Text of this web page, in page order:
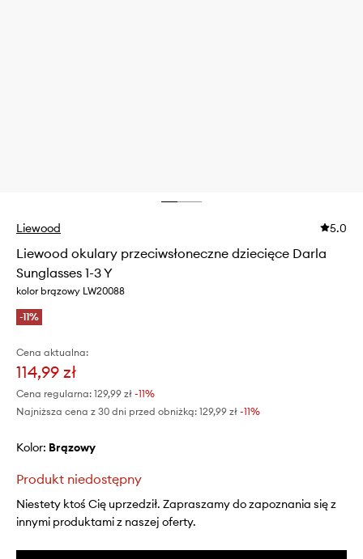
Liewood 5.0
Liewood okulary przeciwsłoneczne dziecięce Darla
Sunglasses 1-3 Y
kolor brązowy LW20088
-11%
Cena aktualna:
114,99 zł
Cena regularna: 129,99 zł -11%
Najniższa cena z 30 dni przed obniżką: 129,99 zł -11%
Kolor: brązowy
Produkt niedostępny
Niestety ktoś Cię uprzedził. Zapraszamy do zapoznania się z
innymi produktami z naszej oferty.